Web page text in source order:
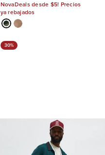
NovaDeals desde $5! Precios
ya rebajados
30%